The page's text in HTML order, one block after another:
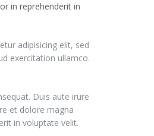
in reprehenderit in
adipisicing elit, sed
exercitation ullamco.
Duis aute irure
et dolore magna
in voluptate velit.